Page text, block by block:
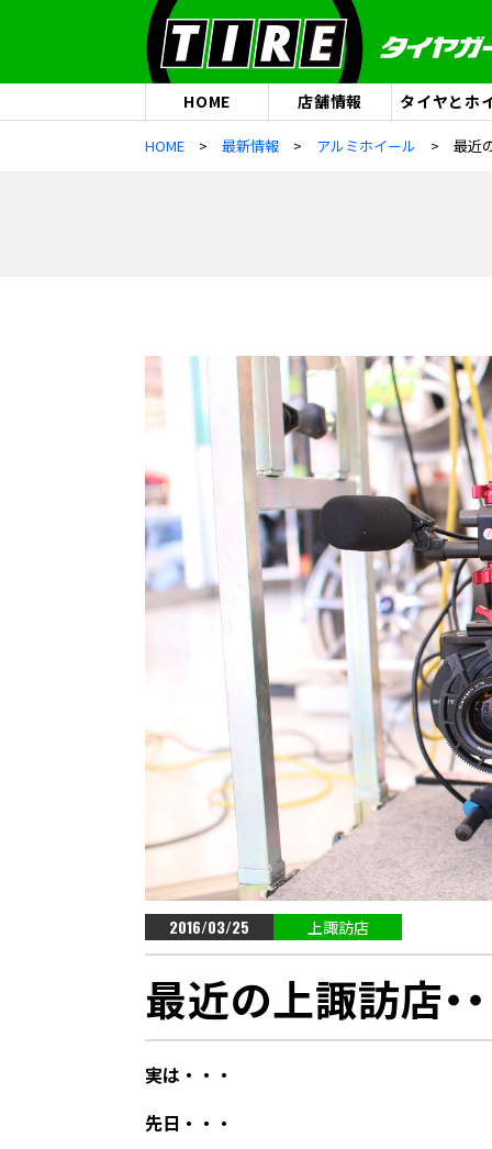
HOME 店舗情報 タイヤとホ
HOME 最新情報 アルミホイール 最近
2016/03/25 上諏訪店
最近の上諏訪店・・
実は・・・
先日・・・